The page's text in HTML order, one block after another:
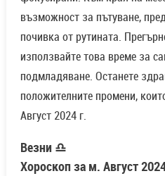
възможност за пътуване,
почивка от рутината.
използвайте това време за
подмладяване. Останете
положителните промени,
Август 2024 г.
Везни ♎
Хороскоп за м. Август